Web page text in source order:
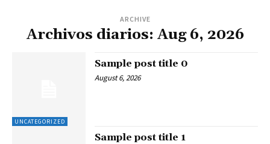
ARCHIVE
Archivos diarios: Aug 6, 2026
UNCATEGORIZED
Sample post title 0
August 6, 2026
Sample post title 1